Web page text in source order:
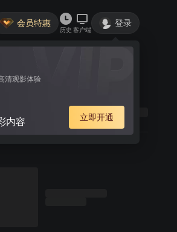
会员特惠
历史 客户端
登录
清观影体验
内容 立即开通